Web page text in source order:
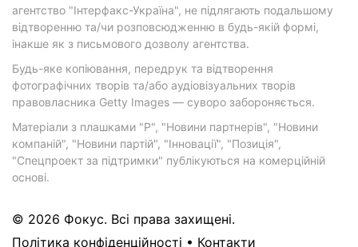
агентство "Інтерфакс-Україна", не підлягають подальшому
відтворенню та/чи розповсюдженню в будь-якій формі,
інакше як з письмового дозволу агентства.
Будь-яке копіювання, передрук та відтворення
фотографічних творів та/або аудіовізуальних творів
правовласника Getty Images — суворо забороняється.
Матеріали з плашками "Р", "Новини партнерів", "Новини
компаній", "Новини партій", "Інновації", "Позиція",
"Спецпроект за підтримки" публікуються на комерційній
основі.
© 2026 Фокус. Всі права захищені.
Політика конфіденційності • Контакти